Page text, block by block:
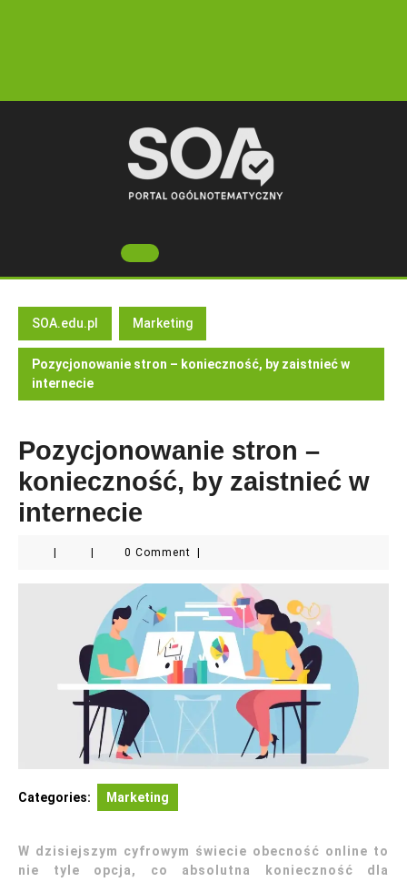
Open
Button
SOA.edu.pl Marketing
Pozycjonowanie stron – konieczność, by zaistnieć w
internecie
Pozycjonowanie stron –
konieczność, by zaistnieć w
internecie
0 Comment
Categories: Marketing
W dzisiejszym cyfrowym świecie obecność online to
nie tyle opcja, co absolutna konieczność dla